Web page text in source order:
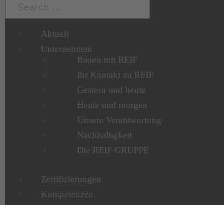
Aktuell
Unternehmen
Bauen mit REIF
Ihr Kontakt zu REIF
Gestern und heute
Heute und morgen
Unsere Verantwortung
Nachhaltigkeit
Die REIF GRUPPE
Zertifizierungen
Kompetenzen